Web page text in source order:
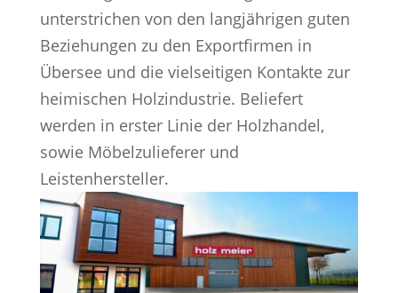
unterstrichen von den langjährigen guten
Beziehungen zu den Exportfirmen in
Übersee und die vielseitigen Kontakte zur
heimischen Holzindustrie. Beliefert
werden in erster Linie der Holzhandel,
sowie Möbelzulieferer und
Leistenhersteller.